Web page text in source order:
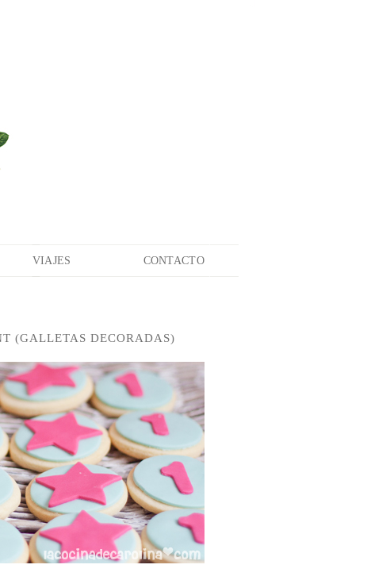
VIAJES CONTACTO
(GALLETAS DECORADAS)